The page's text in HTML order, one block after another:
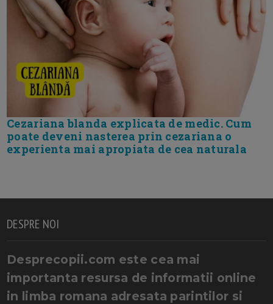
Cezariana blanda explicata de medic. Cum
poate deveni nasterea prin cezariana o
experienta mai apropiata de cea naturala
DESPRE NOI
Desprecopii.com este cea mai
importanta resursa de informatii online
in limba romana adresata parintilor si